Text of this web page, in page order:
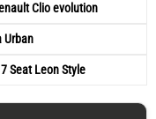
Clio evolution
Urban
Seat Leon Style